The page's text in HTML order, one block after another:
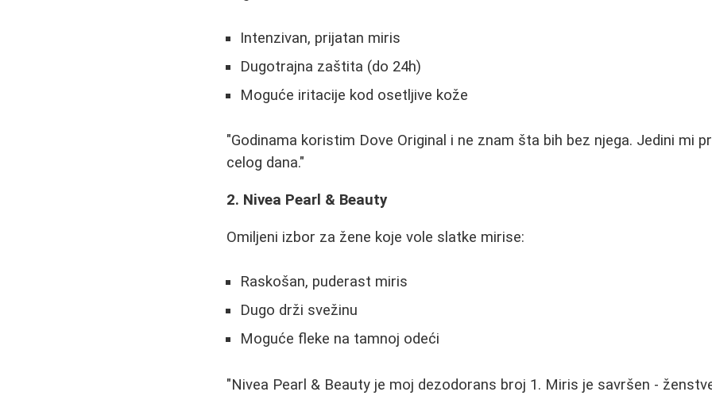
Intenzivan, prijatan miris
Dugotrajna zaštita (do 24h)
Moguće iritacije kod osetljive kože
"Godinama koristim Dove Original i ne znam šta bih bez njega. Jedini mi
celog dana."
2. Nivea Pearl & Beauty
Omiljeni izbor za žene koje vole slatke mirise:
Raskošan, puderast miris
Dugo drži svežinu
Moguće fleke na tamnoj odeći
"Nivea Pearl & Beauty je moj dezodorans broj 1. Miris je savršen -